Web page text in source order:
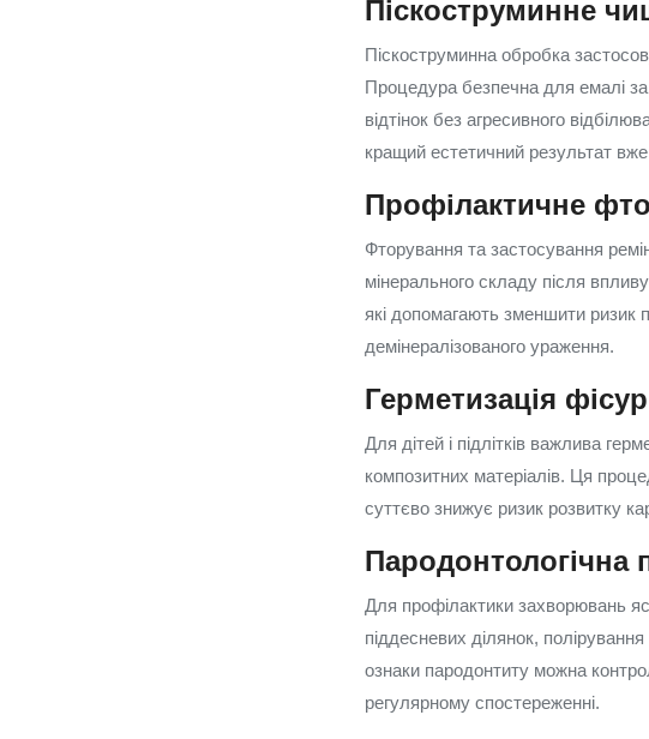
Піскоструминне
Піскоструминна обробка
Процедура безпечна для емалі
відтінок без агресивного
кращий естетичний результат вже
Профілактичне
Фторування та застосування
мінерального складу після
які допомагають зменшити ризик
демінералізованого ураження.
Герметизація фісур
Для дітей і підлітків важлива
композитних матеріалів. Ця
суттєво знижує ризик розвитку
Пародонтологічна
Для профілактики захворювань
піддесневих ділянок,
ознаки пародонтиту можна
регулярному спостереженні.